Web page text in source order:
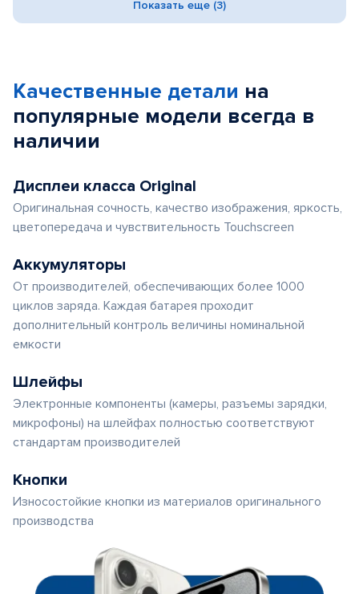
Показать еще (3)
Качественные детали на
популярные модели всегда в
наличии
Дисплеи класса Original
Оригинальная сочность, качество изображения, яркость,
цветопередача и чувствительность Touchscreen
Аккумуляторы
От производителей, обеспечивающих более 1000
циклов заряда. Каждая батарея проходит
дополнительный контроль величины номинальной
емкости
Шлейфы
Электронные компоненты (камеры, разъемы зарядки,
микрофоны) на шлейфах полностью соответствуют
стандартам производителей
Кнопки
Износостойкие кнопки из материалов оригинального
производства